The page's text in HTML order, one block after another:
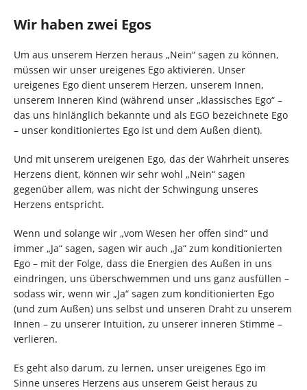
Wir haben zwei Egos
Um aus unserem Herzen heraus „Nein“ sagen zu können,
müssen wir unser ureigenes Ego aktivieren. Unser
ureigenes Ego dient unserem Herzen, unserem Innen,
unserem Inneren Kind (während unser „klassisches Ego“ –
das uns hinlänglich bekannte und als EGO bezeichnete Ego
– unser konditioniertes Ego ist und dem Außen dient).
Und mit unserem ureigenen Ego, das der Wahrheit unseres
Herzens dient, können wir sehr wohl „Nein“ sagen
gegenüber allem, was nicht der Schwingung unseres
Herzens entspricht.
Wenn und solange wir „vom Wesen her offen sind“ und
immer „Ja“ sagen, sagen wir auch „Ja“ zum konditionierten
Ego – mit der Folge, dass die Energien des Außen in uns
eindringen, uns überschwemmen und uns ganz ausfüllen –
sodass wir, wenn wir „Ja“ sagen zum konditionierten Ego
(und zum Außen) uns selbst und unseren Draht zu unserem
Innen – zu unserer Intuition, zu unserer inneren Stimme –
verlieren.
Es geht also darum, zu lernen, unser ureigenes Ego im
Sinne unseres Herzens aus unserem Geist heraus zu